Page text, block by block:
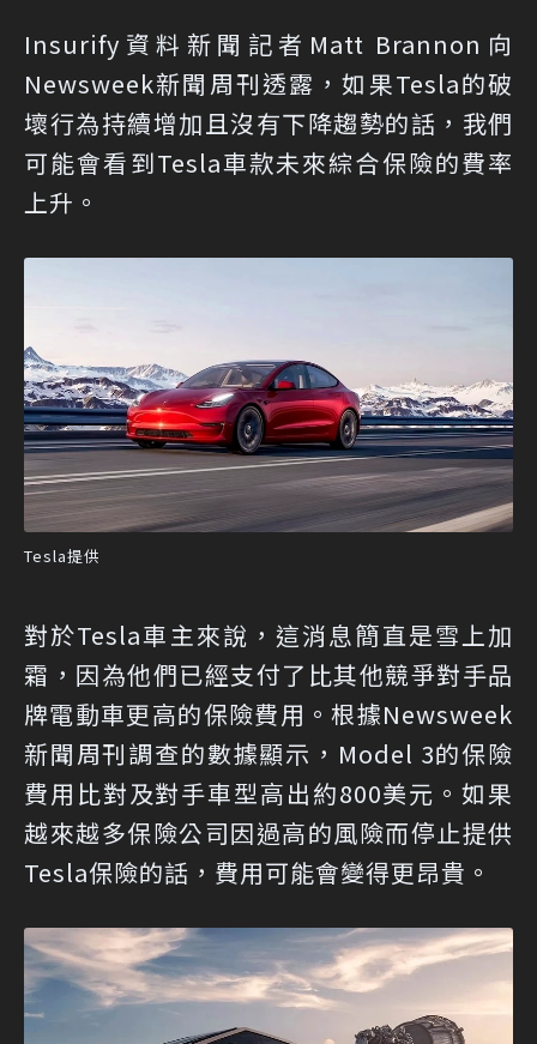
Insurify資料新聞記者Matt Brannon向
Newsweek新聞周刊透露，如果Tesla的破
壞行為持續增加且沒有下降趨勢的話，我們
可能會看到Tesla車款未來綜合保險的費率
上升。
Tesla提供
對於Tesla車主來說，這消息簡直是雪上加
霜，因為他們已經支付了比其他競爭對手品
牌電動車更高的保險費用。根據Newsweek
新聞周刊調查的數據顯示，Model 3的保險
費用比對及對手車型高出約800美元。如果
越來越多保險公司因過高的風險而停止提供
Tesla保險的話，費用可能會變得更昂貴。